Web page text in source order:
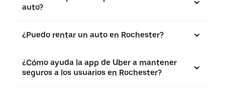
auto?
¿Puedo rentar un auto en Rochester?
¿Cómo ayuda la app de Uber a mantener
seguros a los usuarios en Rochester?